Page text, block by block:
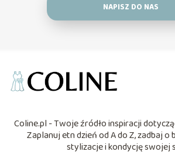
NAPISZ DO NAS
Coline.pl - Twoje źródło inspiracji
Zaplanuj etn dzień od A do Z, zadbaj o
stylizacje i kondycję swojej